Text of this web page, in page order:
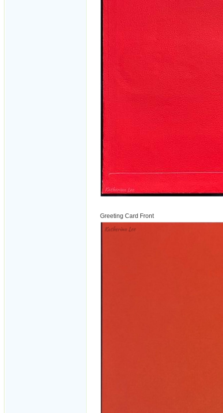
Greeting Card Front